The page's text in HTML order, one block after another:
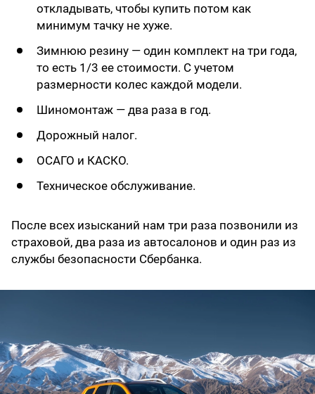
откладывать, чтобы купить потом как
минимум тачку не хуже.
Зимнюю резину — один комплект на три года,
то есть 1/3 ее стоимости. С учетом
размерности колес каждой модели.
Шиномонтаж — два раза в год.
Дорожный налог.
ОСАГО и КАСКО.
Техническое обслуживание.
После всех изысканий нам три раза позвонили из
страховой, два раза из автосалонов и один раз из
службы безопасности Сбербанка.